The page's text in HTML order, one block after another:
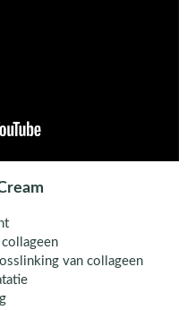
van collageen